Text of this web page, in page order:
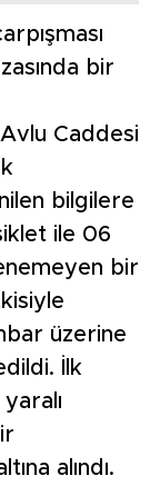
bir
Caddesi
bilgilere
ile 06
bir
üzerine
İlk
alındı.